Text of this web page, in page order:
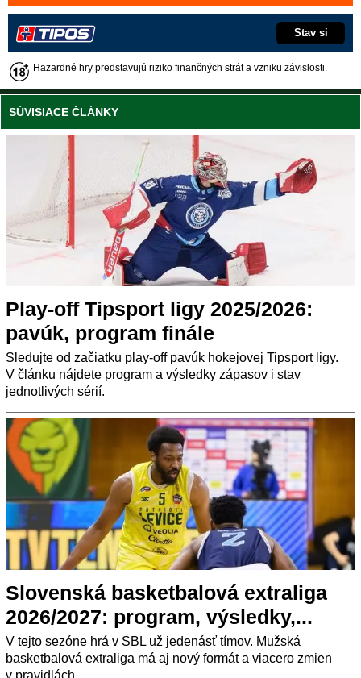
Stav si
Hazardné hry predstavujú riziko finančných strát a vzniku závislosti.
SÚVISIACE ČLÁNKY
Play-off Tipsport ligy 2025/2026:
pavúk, program finále
Sledujte od začiatku play-off pavúk hokejovej Tipsport ligy.
V článku nájdete program a výsledky zápasov i stav
jednotlivých sérií.
Slovenská basketbalová extraliga
2026/2027: program, výsledky,...
V tejto sezóne hrá v SBL už jedenásť tímov. Mužská
basketbalová extraliga má aj nový formát a viacero zmien
v pravidlách.